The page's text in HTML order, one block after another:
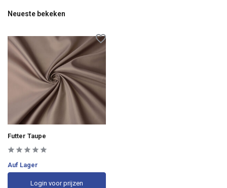
Neueste bekeken
Futter Taupe
Auf Lager
Login voor prijzen